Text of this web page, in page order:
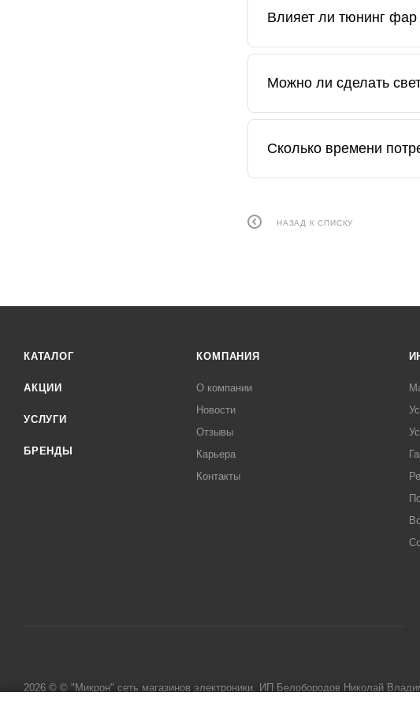
Влияет ли тюнинг
Можно ли сделать
Сколько времени
от объёма.
НАЗАД К СПИСКУ
КАТАЛОГ
АКЦИИ
УСЛУГИ
БРЕНДЫ
КОМПАНИЯ
О компании
Новости
Отзывы
Карьера
Контакты
2026 © © "Микрон" сеть магазинов электроники. ИП Белобородов Николай